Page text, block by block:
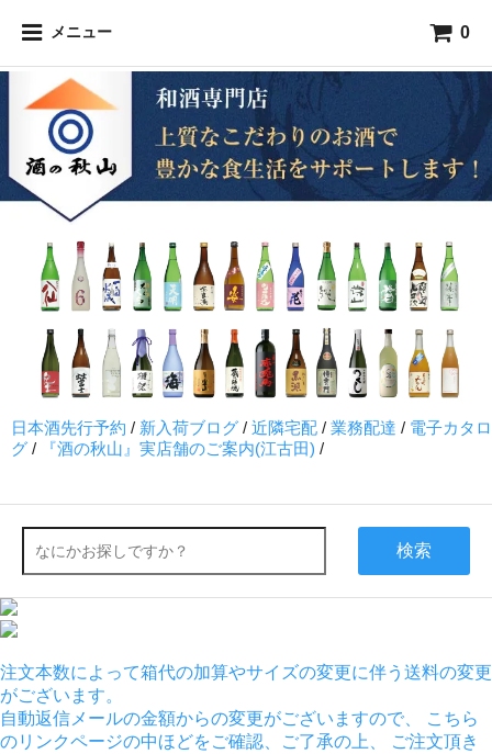
メニュー 0
日本酒先行予約 / 新入荷ブログ / 近隣宅配 / 業務配達 / 電子カタロ
グ / 『酒の秋山』実店舗のご案内(江古田) /
検索
注文本数によって箱代の加算やサイズの変更に伴う送料の変更
がございます。
自動返信メールの金額からの変更がございますので、 こちら
のリンクページの中ほどをご確認、ご了承の上、 ご注文頂き